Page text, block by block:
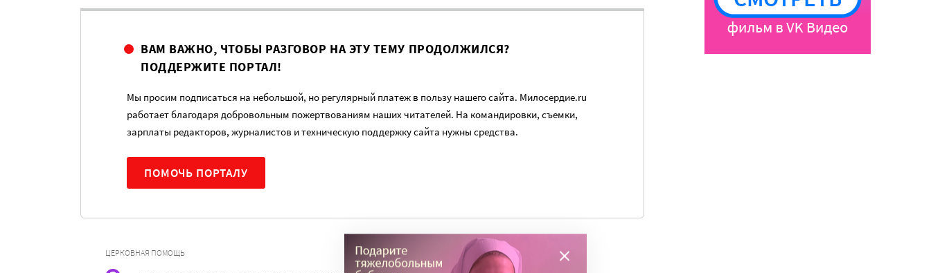
ВАМ ВАЖНО, ЧТОБЫ РАЗГОВОР НА ЭТУ ТЕМУ ПРОДОЛЖИЛСЯ?
ПОДДЕРЖИТЕ ПОРТАЛ!
Мы просим подписаться на небольшой, но регулярный платеж в пользу нашего сайта. Милосердие.ru
работает благодаря добровольным пожертвованиям наших читателей. На командировки, съемки,
зарплаты редакторов, журналистов и техническую поддержку сайта нужны средства.
ПОМОЧЬ ПОРТАЛУ
ЦЕРКОВНАЯ ПОМОЩЬ